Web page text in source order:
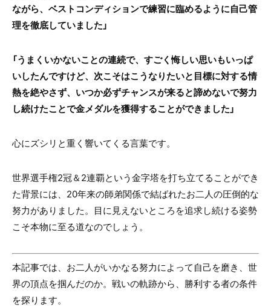
ながら、ベストコンディションで練習に臨めるように自己管
理を徹底していました」
「うまくいかないことの連続で、すごく悔しい思いもいっぱ
いしたんですけど、次こそはこうなりたいと目標に対する情
熱を絶やさず、いつか必ずチャンスが来ると諦めないで努力
し続けたことで金メダルを獲得することができました」
心にズシリと重く響いてくる言葉です。
世界選手権2冠＆2連覇という金字塔を打ち立てることができ
た背景には、20年来の師弟関係で結ばれたお二人の圧倒的な
努力がありました。目に見えないところを追求し続ける姿勢
こそ本物に至る道なのでしょう。
本記事では、お二人がいかなる努力によって自己を磨き、世
界の頂点を掴んだのか。戦いの軌跡から、勝利する者の条件
を探ります。